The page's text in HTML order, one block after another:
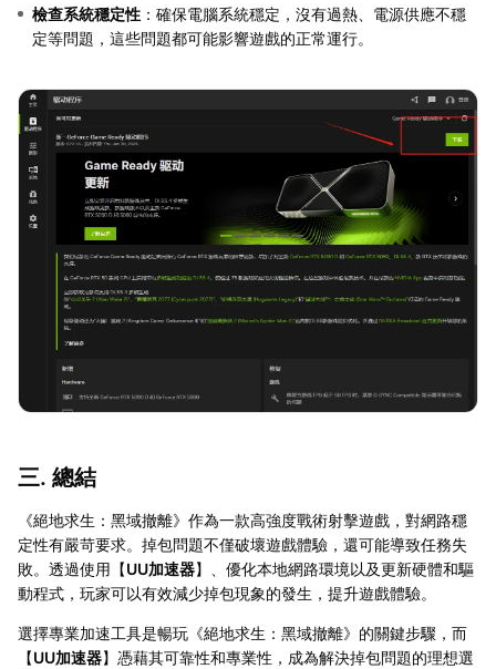
檢查系統穩定性 ：確保電腦系統穩定，沒有過熱、電源供應不穩
定等問題，這些問題都可能影響遊戲的正常運行。
三. 總結
《絕地求生：黑域撤離》作為一款高強度戰術射擊遊戲，對網路穩
定性有嚴苛要求。掉包問題不僅破壞遊戲體驗，還可能導致任務失
敗。透過使用【UU加速器】、優化本地網路環境以及更新硬體和驅
動程式，玩家可以有效減少掉包現象的發生，提升遊戲體驗。
選擇專業加速工具是暢玩《絕地求生：黑域撤離》的關鍵步驟，而
【UU加速器】憑藉其可靠性和專業性，成為解決掉包問題的理想選